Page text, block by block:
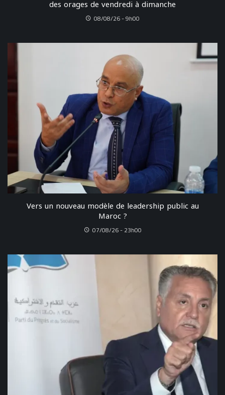
des orages de vendredi à dimanche
08/08/26 - 9h00
Vers un nouveau modèle de leadership public au
Maroc ?
07/08/26 - 23h00